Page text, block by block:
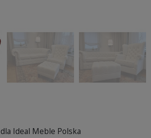
dla Ideal Meble Polska